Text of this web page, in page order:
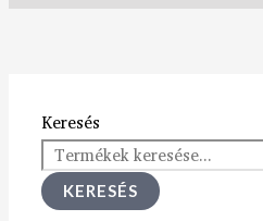
Keresés
KERESÉS